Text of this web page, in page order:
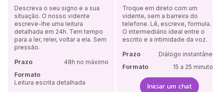
Descreva o seu signo e a sua
situação. O nosso vidente
escreve-lhe uma leitura
detalhada em 24h. Tem tempo
para a ler, reler, voltar a ela. Sem
pressão.
Prazo
48h no máximo
Formato
Leitura escrita detalhada
Troque em direto com um
vidente, sem a barreira do
telefone. Lê, escreve, formula.
O intermediário ideal entre o
escrito e a intimidade da voz.
Prazo
Diálogo instantâneo
Formato
15 a 25 minutos
Iniciar um chat